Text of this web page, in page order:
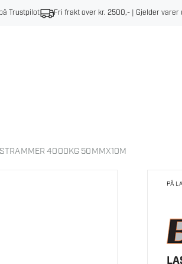
Trustpilot Fri frakt over kr. 2500,- | Gjelder varer
4000KG 50MMX10M
PÅ